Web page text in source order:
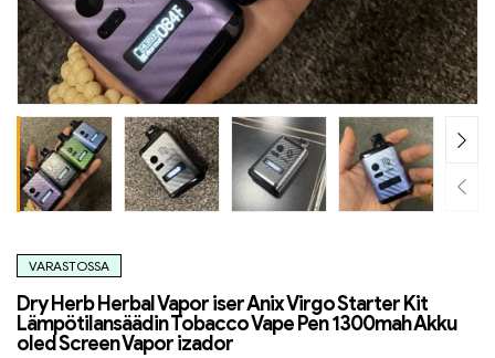
VARASTOSSA
Dry Herb Herbal Vapor iser Anix Virgo Starter Kit
Lämpötilansäädin Tobacco Vape Pen 1300mah Akku
oled Screen Vapor izador